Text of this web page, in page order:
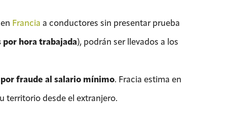
Francia a conductores sin presentar prueba
por hora trabajada), podrán ser llevados a los
fraude al salario mínimo. Fracia estima en
territorio desde el extranjero.